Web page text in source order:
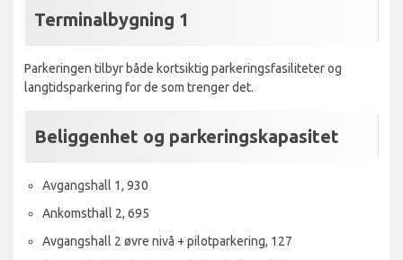
Terminalbygning 1
Parkeringen tilbyr både kortsiktig parkeringsfasiliteter og
langtidsparkering for de som trenger det.
Beliggenhet og parkeringskapasitet
Avgangshall 1, 930
Ankomsthall 2, 695
Avgangshall 2 øvre nivå + pilotparkering, 127